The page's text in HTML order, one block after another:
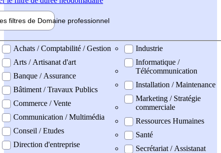
filtres de Domaine professionnel
professionel
Achats / Comptabilité / Gestion
Arts / Artisanat d'art
Banque / Assurance
Bâtiment / Travaux Publics
Commerce / Vente
Communication / Multimédia
Conseil / Etudes
Direction d'entreprise
Industrie
Informatique /
Télécommunication
Installation / Maintenance
Marketing / Stratégie
commerciale
Ressources Humaines
Santé
Secrétariat / Assistanat